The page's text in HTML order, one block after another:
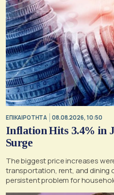
ΕΠΙΚΑΙΡΟΤΗΤΑ 08.08.2026, 10:50
Inflation Hits 3.4% in
Surge
The biggest price increases
transportation, rent, and dining
persistent problem for